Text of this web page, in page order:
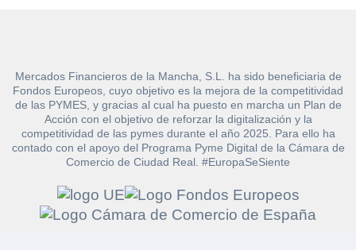
Mercados Financieros de la Mancha, S.L. ha sido beneficiaria de
Fondos Europeos, cuyo objetivo es la mejora de la competitividad
de las PYMES, y gracias al cual ha puesto en marcha un Plan de
Acción con el objetivo de reforzar la digitalización y la
competitividad de las pymes durante el año 2025. Para ello ha
contado con el apoyo del Programa Pyme Digital de la Cámara de
Comercio de Ciudad Real. #EuropaSeSiente